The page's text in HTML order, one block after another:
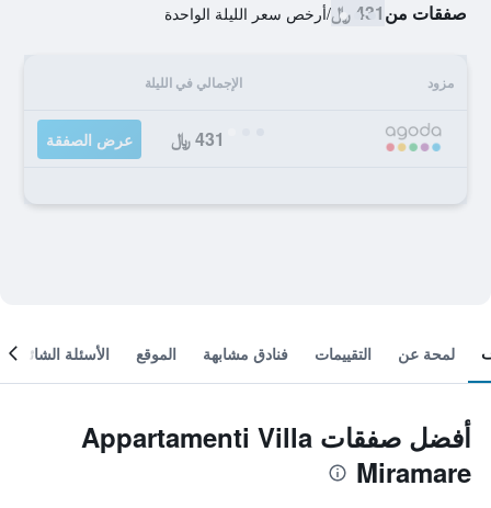
صفقات من431 ﷼ /أرخص سعر الليلة الواحدة
مزود الإجمالي في الليلة
431 ﷼ عرض الصفقة
لمحة عن التقييمات فنادق مشابهة الموقع الأسئلة الشائعة
أفضل صفقات Appartamenti Villa
Miramare